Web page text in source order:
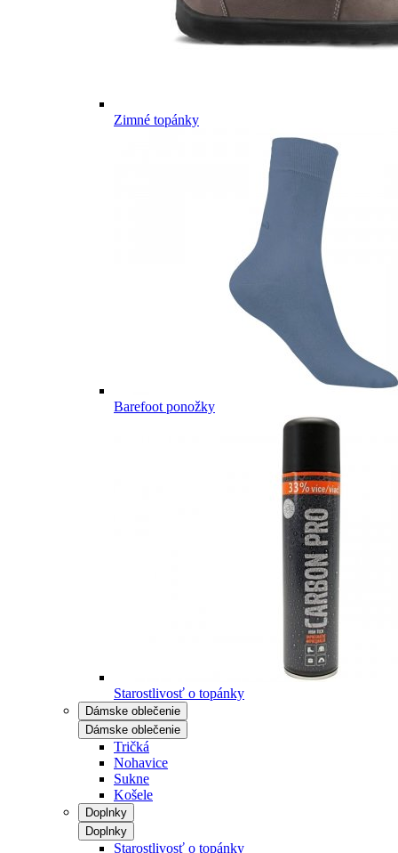
Zimné topánky
Barefoot ponožky
Starostlivosť o topánky
Dámske oblečenie
Dámske oblečenie
Tričká
Nohavice
Sukne
Košele
Doplnky
Doplnky
Starostlivosť o topánky